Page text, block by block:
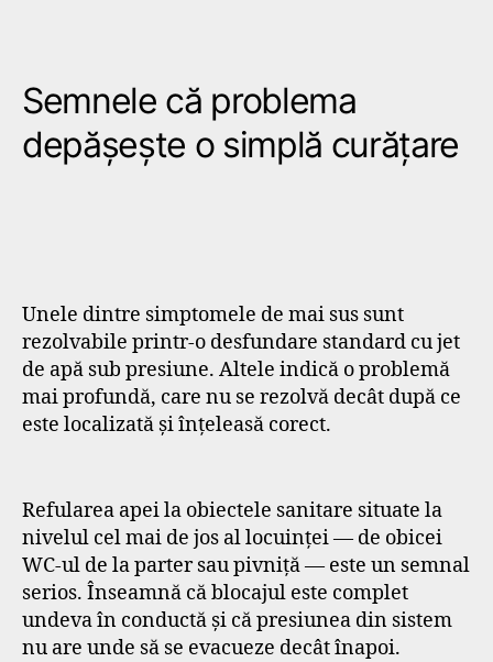
Semnele că problema
depășește o simplă curățare
Unele dintre simptomele de mai sus sunt
rezolvabile printr-o desfundare standard cu jet
de apă sub presiune. Altele indică o problemă
mai profundă, care nu se rezolvă decât după ce
este localizată și înțeleasă corect.
Refularea apei la obiectele sanitare situate la
nivelul cel mai de jos al locuinței — de obicei
WC-ul de la parter sau pivniță — este un semnal
serios. Înseamnă că blocajul este complet
undeva în conductă și că presiunea din sistem
nu are unde să se evacueze decât înapoi.